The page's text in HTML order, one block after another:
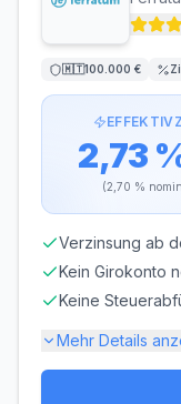
1 €
🇲🇹100.000 €
2,73
(2,70 %
Verzinsung ab
Kein Girokonto
Keine
Mehr Details